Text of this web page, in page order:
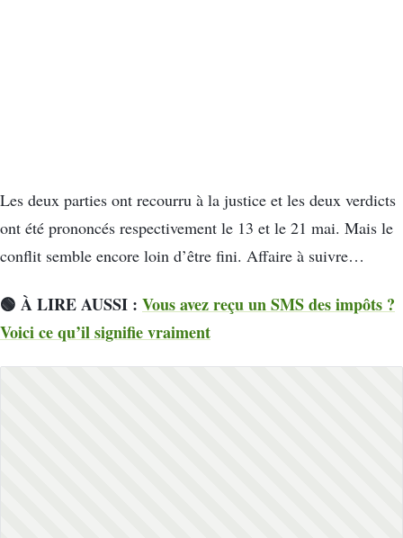
Les deux parties ont recourru à la justice et les deux verdicts
ont été prononcés respectivement le 13 et le 21 mai. Mais le
conflit semble encore loin d’être fini. Affaire à suivre…
🟢 À LIRE AUSSI : Vous avez reçu un SMS des impôts ?
Voici ce qu’il signifie vraiment